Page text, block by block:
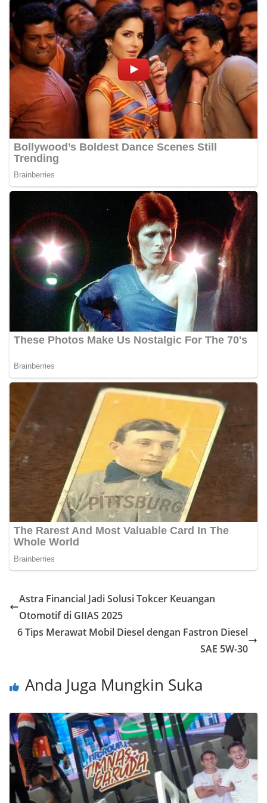
Astra Financial Jadi Solusi Tokcer Keuangan
Otomotif di GIIAS 2025
6 Tips Merawat Mobil Diesel dengan Fastron Diesel
SAE 5W-30
Anda Juga Mungkin Suka